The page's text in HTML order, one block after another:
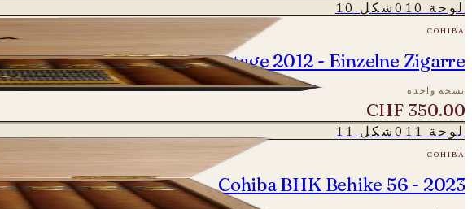
لوحة 010 شكل 10
cohiba
Cohiba BHK Behike 54 - Vintage 2012 - Einzelne Zigarre
نسخة واحدة
CHF 350.00
لوحة 011 شكل 11
cohiba
Cohiba BHK Behike 56 - 2023